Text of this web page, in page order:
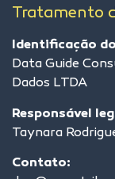
Tratamento
Identificação
Data Guide
Dados LTDA
Responsável
Taynara
Contato: